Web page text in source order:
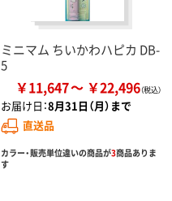
ミニマム ちいかわハピカ DB-
5
￥11,647 ￥22,496
お届け日：8月31日（月）まで
直送品
カラー・販売単位違いの商品が3商品ありま
す